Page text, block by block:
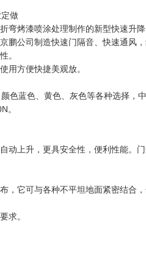
定做
弯烤漆喷涂处理制作的新型快速升
京鹏公司制造快速门隔音、快速通风
。
用方便快捷美观放。
颜色蓝色、黄色、灰色等各种选择，
。
动上升，更具安全性，便利性能。
，它可与各种不平坦地面紧密结合，
求。